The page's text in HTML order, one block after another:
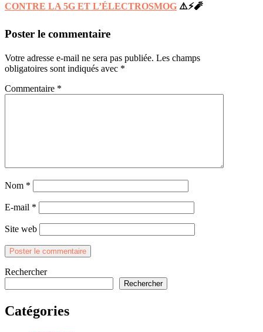
CONTRE LA 5G ET L’ÉLECTROSMOG ⚠️⚡️🧨
Poster le commentaire
Votre adresse e-mail ne sera pas publiée. Les champs
obligatoires sont indiqués avec *
Commentaire *
Nom *
E-mail *
Site web
Rechercher
Rechercher
Catégories